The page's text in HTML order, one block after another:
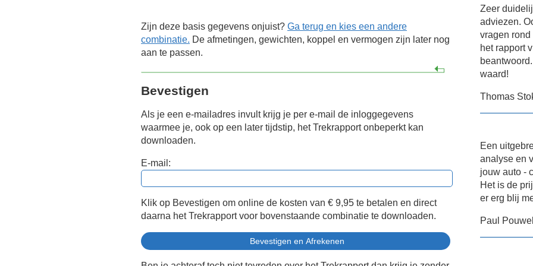
Zijn deze basis gegevens onjuist? Ga terug en kies een andere
combinatie. De afmetingen, gewichten, koppel en vermogen zijn later nog
aan te passen.
Bevestigen
Als je een e-mailadres invult krijg je per e-mail de inloggegevens
waarmee je, ook op een later tijdstip, het Trekrapport onbeperkt kan
downloaden.
E-mail:
Klik op Bevestigen om online de kosten van € 9,95 te betalen en direct
daarna het Trekrapport voor bovenstaande combinatie te downloaden.
Zeer
adviezen.
vragen
het rapport
waard!
Thomas
Een
analyse en
jouw auto -
Het is de
er erg blij
Paul